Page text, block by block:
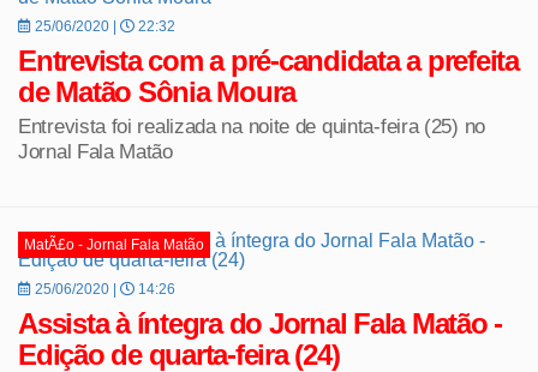
25/06/2020 | 22:32
Entrevista com a pré-candidata a prefeita
de Matão Sônia Moura
Entrevista foi realizada na noite de quinta-feira (25) no
Jornal Fala Matão
MatÃ£o - Jornal Fala Matão
25/06/2020 | 14:26
Assista à íntegra do Jornal Fala Matão -
Edição de quarta-feira (24)